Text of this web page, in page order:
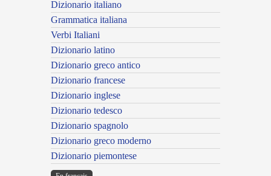
Dizionario italiano
Grammatica italiana
Verbi Italiani
Dizionario latino
Dizionario greco antico
Dizionario francese
Dizionario inglese
Dizionario tedesco
Dizionario spagnolo
Dizionario greco moderno
Dizionario piemontese